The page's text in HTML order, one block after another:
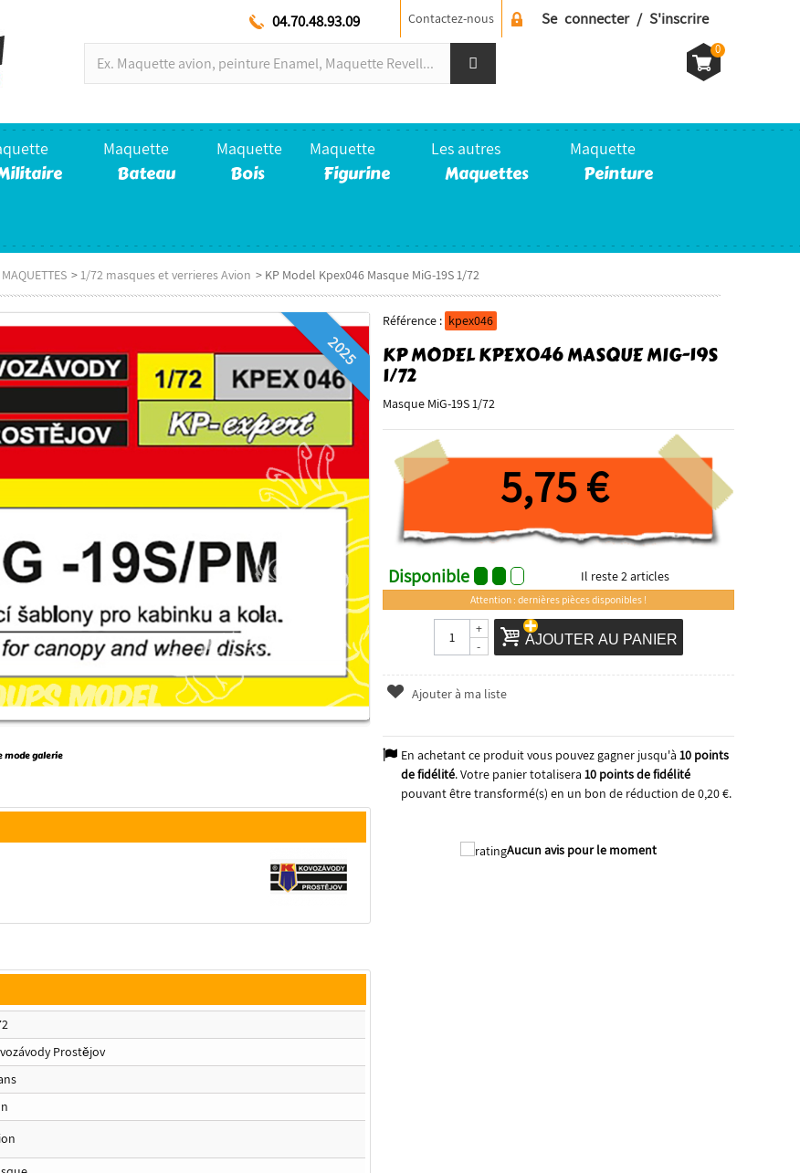
Se connecter / S'inscrire
Contactez-nous
04.70.48.93.09
0
Maquette
Bateau
Maquette
Bois
Maquette
Figurine
Les autres
Maquettes
Maquette
Peinture
>1/72 masques et verrieres Avion > KP Model Kpex046 Masque MiG-19S 1/72
Référence : kpex046
KP MODEL KPEX046 MASQUE MIG-19S
1/72
Masque MiG-19S 1/72
5,75 €
Disponible Il reste2articles
Attention : dernières pièces disponibles !
-
+
AJOUTER AU PANIER
Ajouter à ma liste
En achetant ce produit vous pouvez gagner jusqu'à 10points
de fidélité. Votre panier totalisera 10points de fidélité
pouvant être transformé(s) en un bon de réduction de0,20 €.
Aucun avis pour le moment
2025
mode galerie
Prostějov